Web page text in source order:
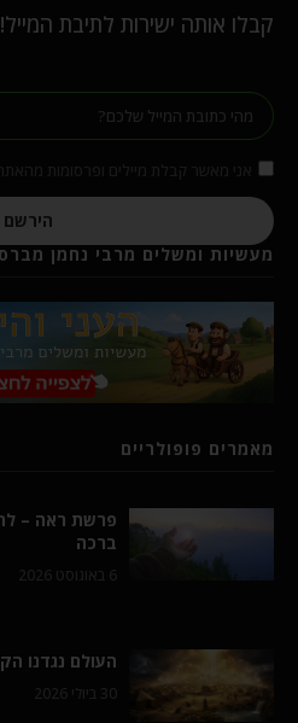
קבלו אותה ישירות לתיבת המייל!
הירשם
מעשיות ומשלים מרבי נחמן
מאמרים פופולריים
פרשת ראה –
ברכה
6 באוגוסט 2026
העולם נגדנו
30 ביולי 2026